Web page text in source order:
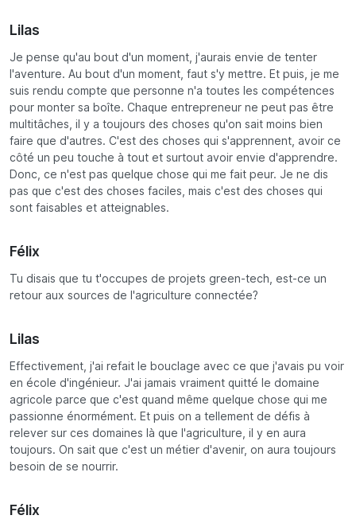
Lilas
Je pense qu'au bout d'un moment, j'aurais envie de tenter
l'aventure. Au bout d'un moment, faut s'y mettre. Et puis, je me
suis rendu compte que personne n'a toutes les compétences
pour monter sa boîte. Chaque entrepreneur ne peut pas être
multitâches, il y a toujours des choses qu'on sait moins bien
faire que d'autres. C'est des choses qui s'apprennent, avoir ce
côté un peu touche à tout et surtout avoir envie d'apprendre.
Donc, ce n'est pas quelque chose qui me fait peur. Je ne dis
pas que c'est des choses faciles, mais c'est des choses qui
sont faisables et atteignables.
Félix
Tu disais que tu t'occupes de projets green-tech, est-ce un
retour aux sources de l'agriculture connectée?
Lilas
Effectivement, j'ai refait le bouclage avec ce que j'avais pu voir
en école d'ingénieur. J'ai jamais vraiment quitté le domaine
agricole parce que c'est quand même quelque chose qui me
passionne énormément. Et puis on a tellement de défis à
relever sur ces domaines là que l'agriculture, il y en aura
toujours. On sait que c'est un métier d'avenir, on aura toujours
besoin de se nourrir.
Félix